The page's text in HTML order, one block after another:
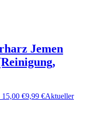
Jemen
15,00 €9,99 €Aktueller